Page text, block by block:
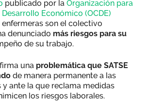
publicado por la Organización para
Económico (OCDE)
son el colectivo
denunciado más riesgos para su
de su trabajo.
una problemática que SATSE
de manera permanente a las
ante la que reclama medidas
los riesgos laborales.